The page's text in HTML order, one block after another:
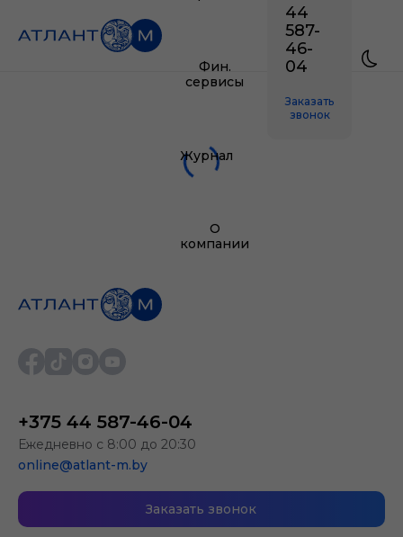
Фин.
сервисы
Журнал
О
компании
44
587-
46-
04
Заказать
звонок
+375 44 587-46-04
Ежедневно с 8:00 до 20:30
online@atlant-m.by
Заказать звонок